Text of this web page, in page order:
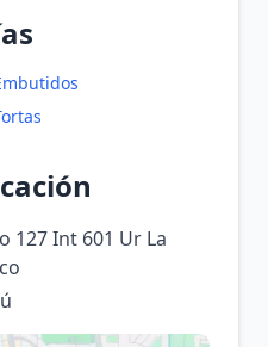
127 Int 601 Ur La